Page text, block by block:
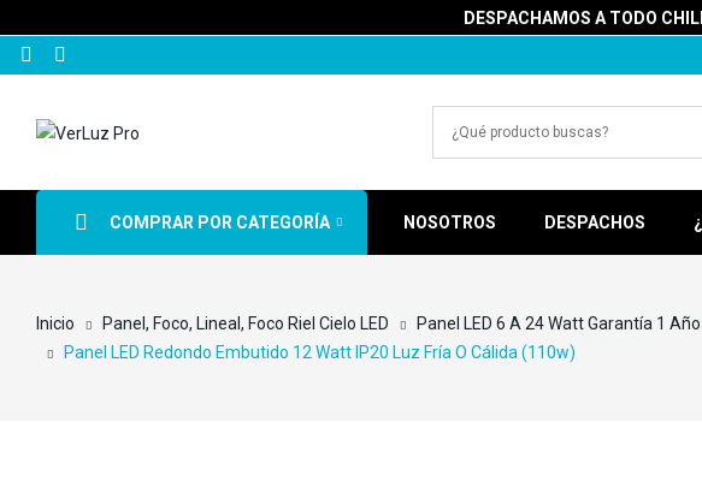
DESPACHAMOS A TODO
COMPRAR POR CATEGORÍA NOSOTROS DESPACHOS
Inicio Panel, Foco, Lineal, Foco Riel Cielo LED Panel LED 6 A 24 Watt Garantía 1 Año
Panel LED Redondo Embutido 12 Watt IP20 Luz Fría O Cálida (110w)